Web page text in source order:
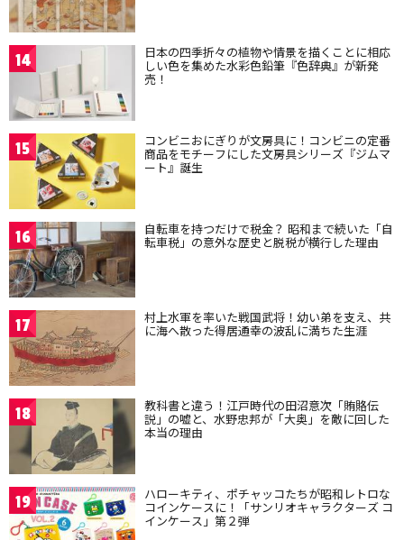
14 日本の四季折々の植物や情景を描くことに相応
しい色を集めた水彩色鉛筆『色辞典』が新発
売！
15 コンビニおにぎりが文房具に！コンビニの定番
商品をモチーフにした文房具シリーズ『ジムマ
ート』誕生
16 自転車を持つだけで税金？ 昭和まで続いた「自
転車税」の意外な歴史と脱税が横行した理由
17 村上水軍を率いた戦国武将！幼い弟を支え、共
に海へ散った得居通幸の波乱に満ちた生涯
18 教科書と違う！江戸時代の田沼意次「賄賂伝
説」の嘘と、水野忠邦が「大奥」を敵に回した
本当の理由
19 ハローキティ、ポチャッコたちが昭和レトロな
コインケースに！「サンリオキャラクターズ コ
インケース」第２弾